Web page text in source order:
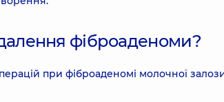
фіброаденоми?
при фіброаденомі молочної